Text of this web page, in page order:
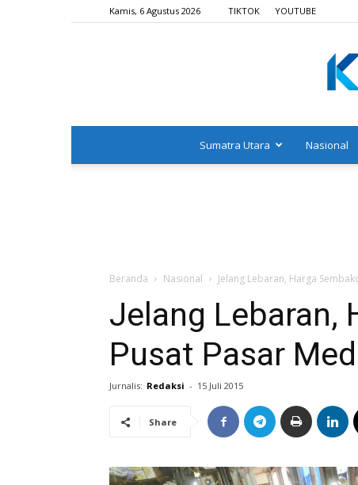
Kamis, 6 Agustus 2026 TIKTOK YOUTUBE
Sumatra Utara Nasional
Beranda Nasional Jelang Lebaran, Harga
Jelang Lebaran,
Pusat Pasar
Jurnalis: Redaksi - 15 Juli 2015
Share